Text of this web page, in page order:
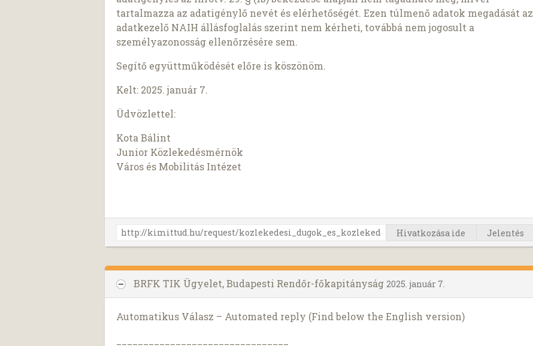
tartalmazza az adatigénylő nevét és elérhetőségét. Ezen túlmenő adatok megadását az
adatkezelő NAIH állásfoglalás szerint nem kérheti, továbbá nem jogosult a
személyazonosság ellenőrzésére sem.
Segítő együttműködését előre is köszönöm.
Kelt: 2025. január 7.
Üdvözlettel:
Kota Bálint
Junior Közlekedésmérnök
Város és Mobilitás Intézet
Hivatkozása ide Jelentés
BRFK TIK Ügyelet, Budapesti Rendőr-főkapitányság 2025. január 7.
Automatikus Válasz – Automated reply (Find below the English version)